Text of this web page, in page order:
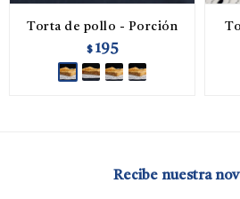
Torta de pollo - Porción
$ 195
Recibe nuestra